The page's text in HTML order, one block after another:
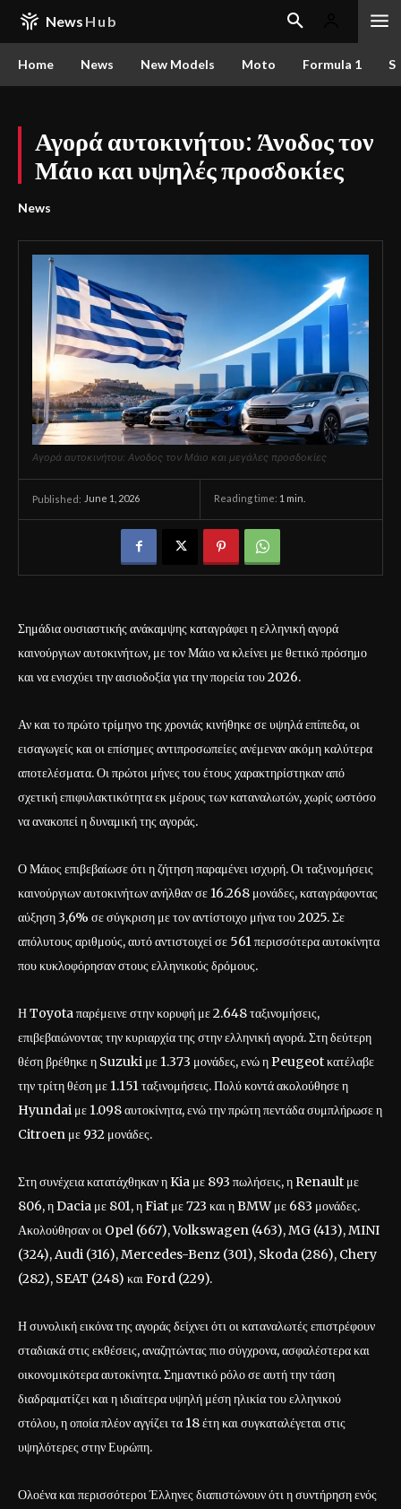
News Hub
Home News New Models Moto Formula 1
Αγορά αυτοκινήτου: Άνοδος τον
Μάιο και υψηλές προσδοκίες
News
Αγορά αυτοκινήτου: Aνοδος τον Μάιο και μεγάλες προσδοκίες
Published: June 1, 2026 Reading time: 1 min.
Σημάδια ουσιαστικής ανάκαμψης καταγράφει η ελληνική αγορά
καινούργιων αυτοκινήτων, με τον Μάιο να κλείνει με θετικό πρόσημο
και να ενισχύει την αισιοδοξία για την πορεία του 2026.
Αν και το πρώτο τρίμηνο της χρονιάς κινήθηκε σε υψηλά επίπεδα, οι
εισαγωγείς και οι επίσημες αντιπροσωπείες ανέμεναν ακόμη καλύτερα
αποτελέσματα. Οι πρώτοι μήνες του έτους χαρακτηρίστηκαν από
σχετική επιφυλακτικότητα εκ μέρους των καταναλωτών, χωρίς ωστόσο
να ανακοπεί η δυναμική της αγοράς.
Ο Μάιος επιβεβαίωσε ότι η ζήτηση παραμένει ισχυρή. Οι ταξινομήσεις
καινούργιων αυτοκινήτων ανήλθαν σε 16.268 μονάδες, καταγράφοντας
αύξηση 3,6% σε σύγκριση με τον αντίστοιχο μήνα του 2025. Σε
απόλυτους αριθμούς, αυτό αντιστοιχεί σε 561 περισσότερα αυτοκίνητα
που κυκλοφόρησαν στους ελληνικούς δρόμους.
Η Toyota παρέμεινε στην κορυφή με 2.648 ταξινομήσεις,
επιβεβαιώνοντας την κυριαρχία της στην ελληνική αγορά. Στη δεύτερη
θέση βρέθηκε η Suzuki με 1.373 μονάδες, ενώ η Peugeot κατέλαβε
την τρίτη θέση με 1.151 ταξινομήσεις. Πολύ κοντά ακολούθησε η
Hyundai με 1.098 αυτοκίνητα, ενώ την πρώτη πεντάδα συμπλήρωσε η
Citroen με 932 μονάδες.
Στη συνέχεια κατατάχθηκαν η Kia με 893 πωλήσεις, η Renault με
806, η Dacia με 801, η Fiat με 723 και η BMW με 683 μονάδες.
Ακολούθησαν οι Opel (667), Volkswagen (463), MG (413), MINI
(324), Audi (316), Mercedes-Benz (301), Skoda (286), Chery
(282), SEAT (248) και Ford (229).
Η συνολική εικόνα της αγοράς δείχνει ότι οι καταναλωτές επιστρέφουν
σταδιακά στις εκθέσεις, αναζητώντας πιο σύγχρονα, ασφαλέστερα και
οικονομικότερα αυτοκίνητα. Σημαντικό ρόλο σε αυτή την τάση
διαδραματίζει και η ιδιαίτερα υψηλή μέση ηλικία του ελληνικού
στόλου, η οποία πλέον αγγίζει τα 18 έτη και συγκαταλέγεται στις
υψηλότερες στην Ευρώπη.
Ολοένα και περισσότεροι Έλληνες διαπιστώνουν ότι η συντήρηση ενός